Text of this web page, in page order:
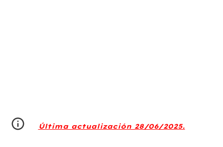
Última actualización 28/06/2025.